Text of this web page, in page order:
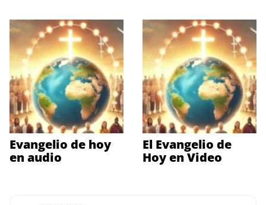
Evangelio de hoy
en audio
El Evangelio de
Hoy en Video